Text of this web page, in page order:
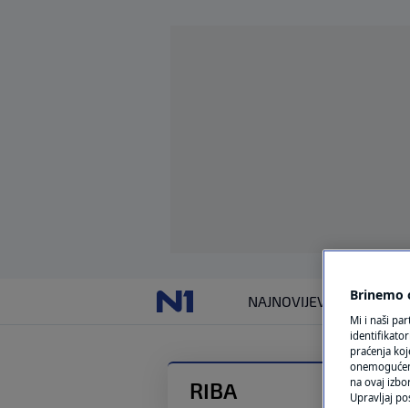
NAJNOVIJEVIJESTISVIJET
RIBA
Brinemo
Mi i naši
praćenja
na ovaj
Upravljaj